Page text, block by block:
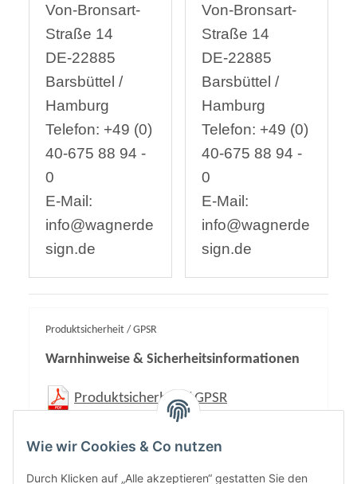
Von-Bronsart-
Straße 14
DE-22885
Barsbüttel /
Hamburg
Telefon: +49 (0)
40-675 88 94 -
0
E-Mail:
info@wagnerde
sign.de
Von-Bronsart-
Straße 14
DE-22885
Barsbüttel /
Hamburg
Telefon: +49 (0)
40-675 88 94 -
0
E-Mail:
info@wagnerde
sign.de
Produktsicherheit / GPSR
Warnhinweise & Sicherheitsinformationen
Produktsicherheit / GPSR
Wie wir Cookies & Co nutzen
Durch Klicken auf „Alle akzeptieren“ gestatten Sie den